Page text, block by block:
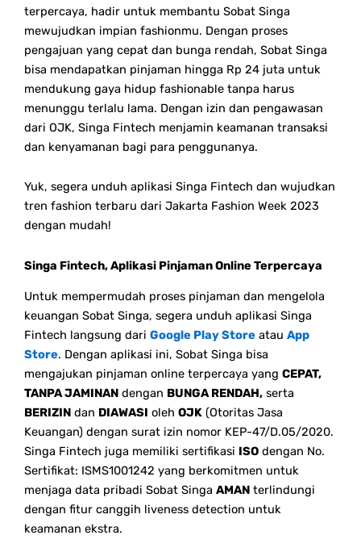
terpercaya, hadir untuk membantu Sobat Singa
mewujudkan impian fashionmu. Dengan proses
pengajuan yang cepat dan bunga rendah, Sobat Singa
bisa mendapatkan pinjaman hingga Rp 24 juta untuk
mendukung gaya hidup fashionable tanpa harus
menunggu terlalu lama. Dengan izin dan pengawasan
dari OJK, Singa Fintech menjamin keamanan transaksi
dan kenyamanan bagi para penggunanya.
Yuk, segera unduh aplikasi Singa Fintech dan wujudkan
tren fashion terbaru dari Jakarta Fashion Week 2023
dengan mudah!
Singa Fintech, Aplikasi Pinjaman Online Terpercaya
Untuk mempermudah proses pinjaman dan mengelola
keuangan Sobat Singa, segera unduh aplikasi Singa
Fintech langsung dari Google Play Store atau App
Store. Dengan aplikasi ini, Sobat Singa bisa
mengajukan pinjaman online terpercaya yang CEPAT,
TANPA JAMINAN dengan BUNGA RENDAH, serta
BERIZIN dan DIAWASI oleh OJK (Otoritas Jasa
Keuangan) dengan surat izin nomor KEP-47/D.05/2020.
Singa Fintech juga memiliki sertifikasi ISO dengan No.
Sertifikat: ISMS1001242 yang berkomitmen untuk
menjaga data pribadi Sobat Singa AMAN terlindungi
dengan fitur canggih liveness detection untuk
keamanan ekstra.